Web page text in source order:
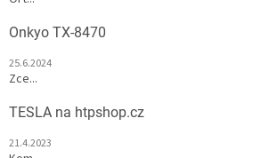
Onkyo TX-8470
25.6.2024
Zce...
TESLA na htpshop.cz
21.4.2023